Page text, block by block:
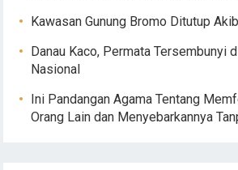
Kawasan Gunung Bromo Ditutup
Danau Kaco, Permata Tersembunyi
Nasional
Ini Pandangan Agama Tentang
Orang Lain dan Menyebarkannya